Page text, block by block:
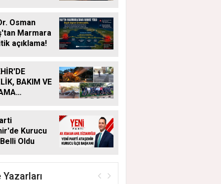
Osman
Marmara
açıklama!
BAKIM VE
Kurucu
Oldu
Yazarları